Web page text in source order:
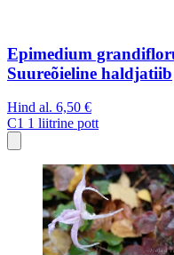
Epimedium
Suureõieline haldjatiib
Hind al. 6,50 €
C1 1 liitrine pott